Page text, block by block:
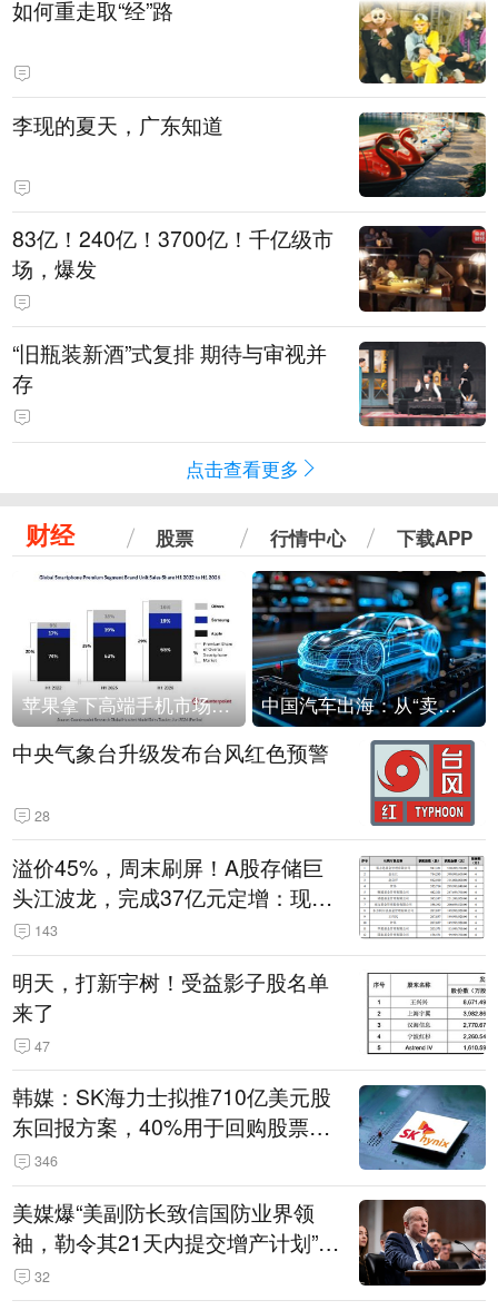
如何重走取“经”路
李现的夏天，广东知道
83亿！240亿！3700亿！千亿级市
场，爆发
“旧瓶装新酒”式复排 期待与审视并
存
点击查看更多
财经 股票 行情中心 下载APP
苹果拿下高端手机市场65%的份额：iPhone 17系列功不可没 中国汽车出海：从“卖出去”到“走进去”
中央气象台升级发布台风红色预警
28
溢价45%，周末刷屏！A股存储巨
头江波龙，完成37亿元定增：现价
386.6元，定增价560元
143
明天，打新宇树！受益影子股名单
来了
47
韩媒：SK海力士拟推710亿美元股
东回报方案，40%用于回购股票，
相当于美股发行规模
346
美媒爆“美副防长致信国防业界领
袖，勒令其21天内提交增产计划”，
五角大楼回应
32